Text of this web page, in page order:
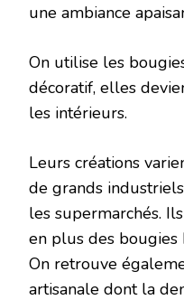
une ambiance
On utilise les
décoratif, elles
les intérieurs.
Leurs créations
de grands
les supermarchés.
en plus des bougies
On retrouve
artisanale dont la